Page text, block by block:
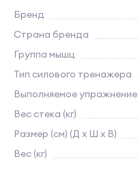
Бренд
Страна бренда
Группа мышц
Тип силового тренажера
Выполняемое упражнение
Вес стека (кг)
Размер (см) (Д х Ш х В)
Вес (кг)